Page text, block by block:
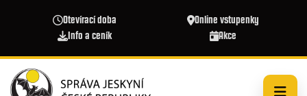
Otevírací doba
Online vstupenky
Info a ceník
Akce